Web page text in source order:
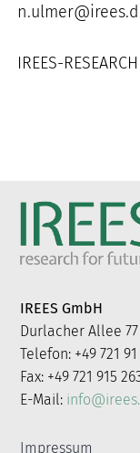
IREES-
IREES GmbH
Durlacher Allee
Telefon: +49 721
Fax: +49 721 915
E-Mail:
Impressum